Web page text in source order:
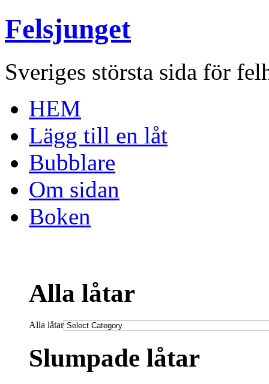
Felsjunget
Sveriges största sida för
HEM
Lägg till en låt
Bubblare
Om sidan
Boken
Alla låtar
Alla låtar
Slumpade låtar